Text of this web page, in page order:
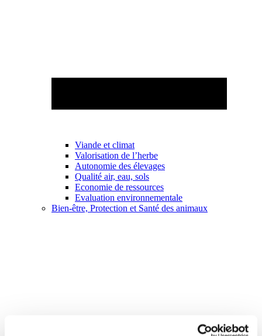
Viande et climat
Valorisation de l’herbe
Autonomie des élevages
Qualité air, eau, sols
Economie de ressources
Evaluation environnementale
Bien-être, Protection et Santé des animaux